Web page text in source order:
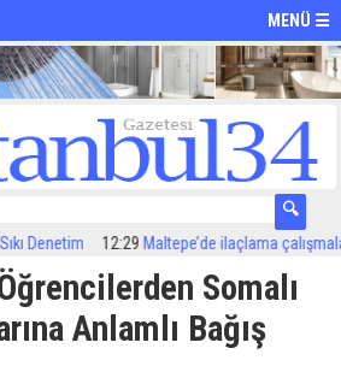
MENÜ ☰
12:29 Maltepe’de ilaçlama çalışmaları
Somalı
Anlamlı Bağış